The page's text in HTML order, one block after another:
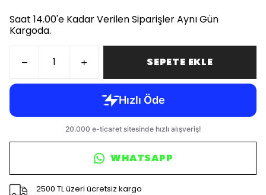
Saat 14.00'e Kadar Verilen Siparişler Aynı Gün
Kargoda.
SEPETE EKLE
WHATSAPP
2500 TL üzeri ücretsiz kargo